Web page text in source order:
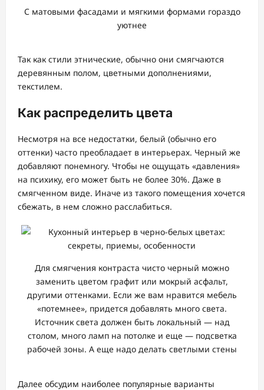
С матовыми фасадами и мягкими формами гораздо
уютнее
Так как стили этнические, обычно они смягчаются
деревянным полом, цветными дополнениями,
текстилем.
Как распределить цвета
Несмотря на все недостатки, белый (обычно его
оттенки) часто преобладает в интерьерах. Черный же
добавляют понемногу. Чтобы не ощущать «давления»
на психику, его может быть не более 30%. Даже в
смягченном виде. Иначе из такого помещения хочется
сбежать, в нем сложно расслабиться.
Для смягчения контраста чисто черный можно
заменить цветом графит или мокрый асфальт,
другими оттенками. Если же вам нравится мебель
«потемнее», придется добавлять много света.
Источник света должен быть локальный — над
столом, много ламп на потолке и еще — подсветка
рабочей зоны. А еще надо делать светлыми стены
Далее обсудим наиболее популярные варианты